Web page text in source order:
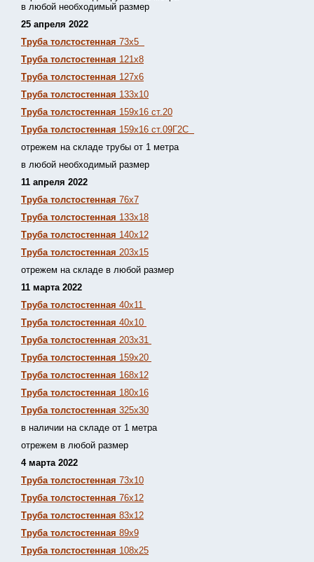
в любой необходимый размер
25 апреля 2022
Труба толстостенная 73х5
Труба толстостенная 121х8
Труба толстостенная 127х6
Труба толстостенная 133х10
Труба толстостенная 159х16 ст.20
Труба толстостенная 159х16 ст.09Г2С
отрежем на складе трубы от 1 метра
в любой необходимый размер
11 апреля 2022
Труба толстостенная 76х7
Труба толстостенная 133х18
Труба толстостенная 140х12
Труба толстостенная 203х15
отрежем на складе в любой размер
11 марта 2022
Труба толстостенная 40х11
Труба толстостенная 40х10
Труба толстостенная 203х31
Труба толстостенная 159х20
Труба толстостенная 168х12
Труба толстостенная 180х16
Труба толстостенная 325х30
в наличии на складе от 1 метра
отрежем в любой размер
4 марта 2022
Труба толстостенная 73х10
Труба толстостенная 76х12
Труба толстостенная 83х12
Труба толстостенная 89х9
Труба толстостенная 108х25